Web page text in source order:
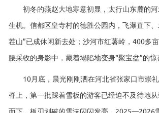
初冬的燕赵大地寒意初显，太行山东麓的河
生机。信都区皇寺村的德胜公园内，飞瀑直下
茬山”已成休闲新去处；沙河市红薯岭，400多
腰采收的身影中，藏着塌陷地变身“聚宝盆”的
10月底，晨光刚刚洒在河北省张家口市崇礼
脊上，第一批踩着雪板的游客已经迫不及待地
而下，板刃划破的雪沫闪闪发亮，2025—2026